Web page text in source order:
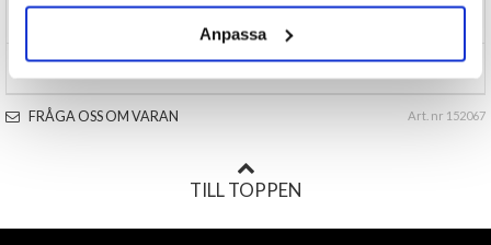
Anpassa
TIPSA
FRÅGA OSS OM VARAN Art. nr 152067
TILL TOPPEN